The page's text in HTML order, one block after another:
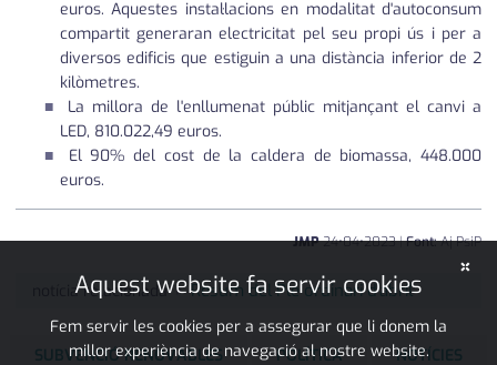
euros. Aquestes instal·lacions en modalitat d'autoconsum
compartit generaran electricitat pel seu propi ús i per a
diversos edificis que estiguin a una distància inferior de 2
kilòmetres.
La millora de l'enllumenat públic mitjançant el canvi a
LED, 810.022,49 euros.
El 90% del cost de la caldera de biomassa, 448.000
euros.
JMP24•04•2023|Font:Aj PsiP
notícia relacionada Resum del Ple ordinari d'abril
SUBVENCIÓ RENOVABLES POLÍTICA NOTÍCIES
×
Aquest website fa servir cookies
Fem servir les cookies per a assegurar que li donem la
millor experiència de navegació al nostre website.